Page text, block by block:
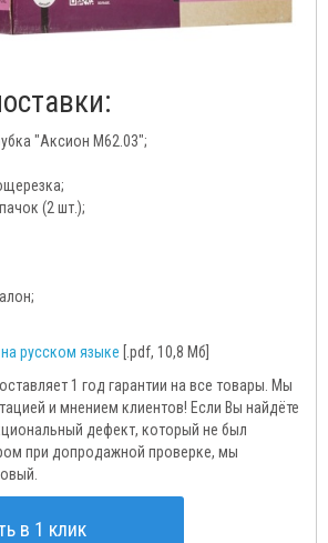
"Аксион М62.03";
(2 шт.);
русском языке [.pdf, 10,8 Мб]
1 год гарантии на все товары. Мы
и мнением клиентов! Если Вы найдёте
дефект, который не был
при допродажной проверке, мы
в 1 клик